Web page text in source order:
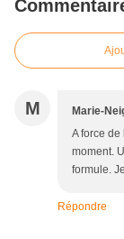
M Marie-
A force
moment.
formule.
Répondre